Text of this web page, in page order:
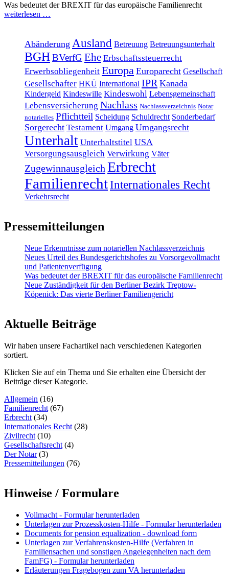
Was bedeutet der BREXIT für das europäische Familienrecht
weiterlesen …
Abänderung Ausland Betreuung Betreuungsunterhalt
BGHBVerfG Ehe Erbschaftssteuerrecht
Erwerbsobliegenheit Europa Europarecht Gesellschaft
Gesellschafter HKÜ International IPR Kanada
Kindergeld Kindeswille Kindeswohl Lebensgemeinschaft
Lebensversicherung Nachlass Nachlassverzeichnis Notar
notarielles Pflichtteil Scheidung Schuldrecht Sonderbedarf
Sorgerecht Testament Umgang Umgangsrecht
Unterhalt Unterhaltstitel USA
Versorgungsausgleich Verwirkung Väter
ZugewinnausgleichErbrecht
FamilienrechtInternationales Recht
Verkehrsrecht
Pressemitteilungen
Neue Erkenntnisse zum notariellen Nachlassverzeichnis
Neues Urteil des Bundesgerichtshofes zu Vorsorgevollmacht
und Patientenverfügung
Was bedeutet der BREXIT für das europäische Familienrecht
Neue Zuständigkeit für den Berliner Bezirk Treptow-
Köpenick: Das vierte Berliner Familiengericht
Aktuelle Beiträge
Wir haben unsere Fachartikel nach verschiedenen Kategorien
sortiert.
Klicken Sie auf ein Thema und Sie erhalten eine Übersicht der
Beiträge dieser Kategorie.
Allgemein (16)
Familienrecht (67)
Erbrecht (34)
Internationales Recht (28)
Zivilrecht (10)
Gesellschaftsrecht (4)
Der Notar(3)
Pressemitteilungen (76)
Hinweise / Formulare
Vollmacht - Formular herunterladen
Unterlagen zur Prozesskosten-Hilfe - Formular herunterladen
Documents for pension equalization - download form
Unterlagen zur Verfahrenskosten-Hilfe (Verfahren in
Familiensachen und sonstigen Angelegenheiten nach dem
FamFG) - Formular herunterladen
Erläuterungen Fragebogen zum VA herunterladen